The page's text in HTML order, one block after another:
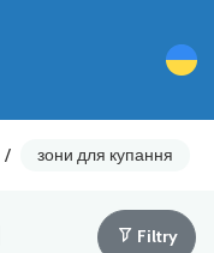
/ зони для купання
Filtry